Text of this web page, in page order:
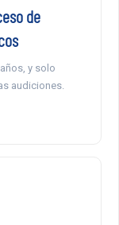
de
y solo
audiciones.